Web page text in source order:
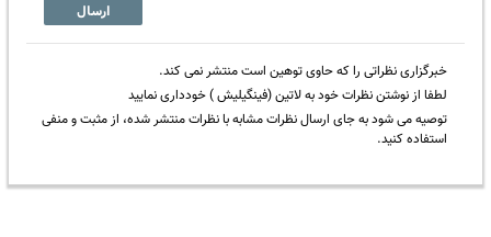
ارسال
خبرگزاری نظراتی را که حاوی توهین است منتشر نمی کند.
لطفا از نوشتن نظرات خود به لاتین (فینگیلیش ) خودداری نمایید
توصیه می شود به جای ارسال نظرات مشابه با نظرات منتشر شده، از مثبت و منفی
استفاده کنید.